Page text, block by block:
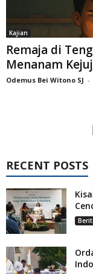
Kajian
Remaja di
Menanam
Odemus Bei Witono SJ -
RECENT POSTS